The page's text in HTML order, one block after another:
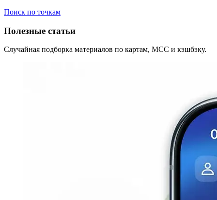
Поиск по точкам
Полезные статьи
Случайная подборка материалов по картам, MCC и кэшбэку.